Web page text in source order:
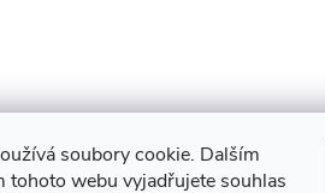
soubory cookie. Dalším
tohoto webu vyjadřujete souhlas